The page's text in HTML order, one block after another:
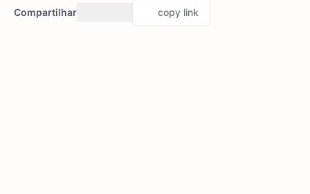
Compartilhar copy link